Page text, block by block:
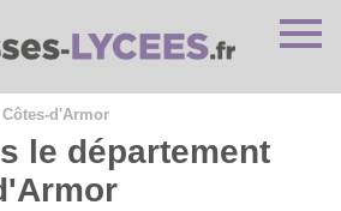
Côtes-d'Armor
le département